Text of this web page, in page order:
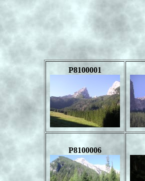
P8100001
P8100006